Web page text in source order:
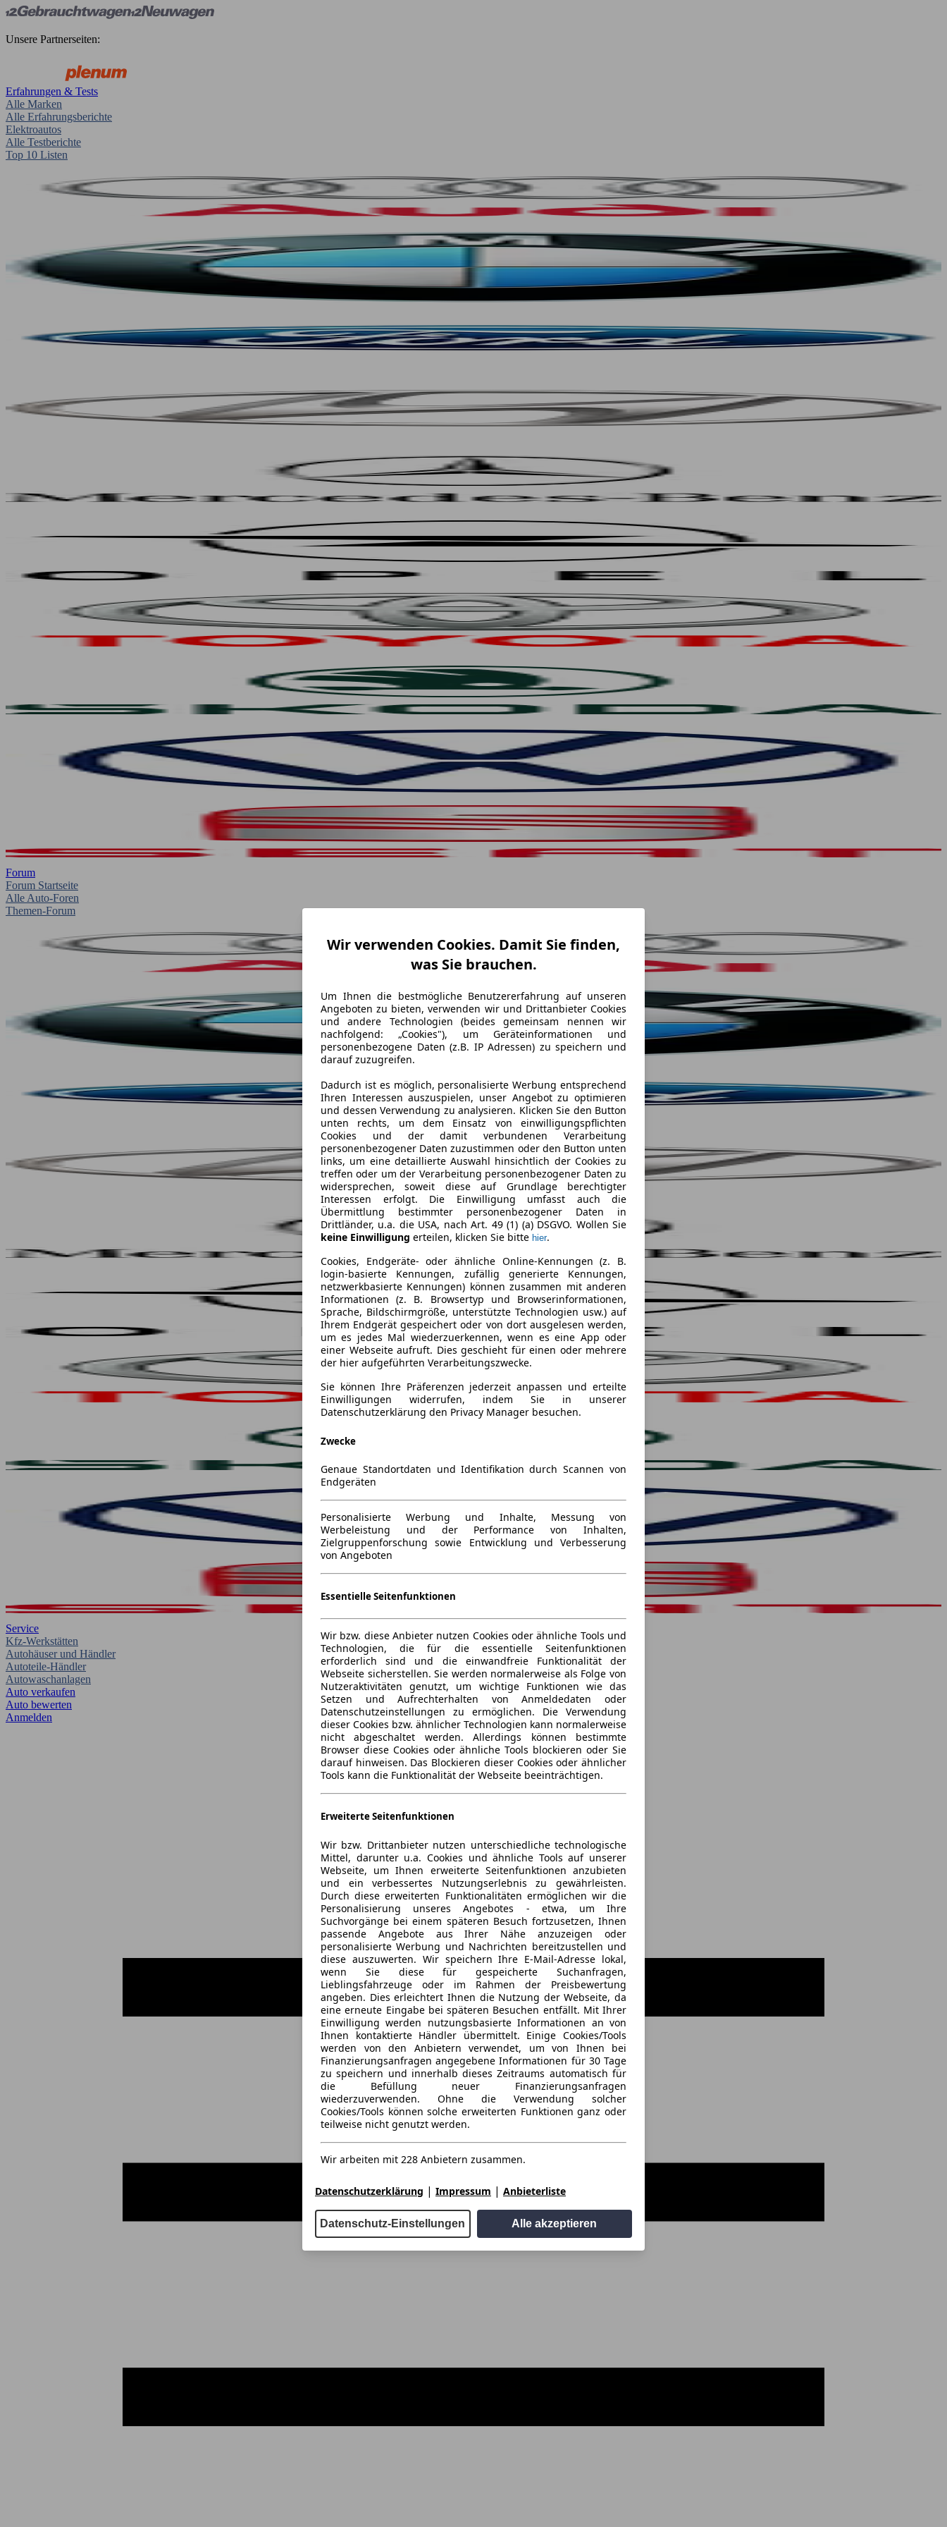
Unsere Partnerseiten:
Erfahrungen & Tests
Alle Marken
Alle Erfahrungsberichte
Elektroautos
Alle Testberichte
Top 10 Listen
Forum
Forum Startseite
Alle Auto-Foren
Themen-Forum
Service
Kfz-Werkstätten
Autohäuser und Händler
Autoteile-Händler
Autowaschanlagen
Auto verkaufen
Auto bewerten
Anmelden
Wir verwenden Cookies. Damit Sie finden,
was Sie brauchen.
Um Ihnen die bestmögliche Benutzererfahrung auf unseren
Angeboten zu bieten, verwenden wir und Drittanbieter Cookies
und andere Technologien (beides gemeinsam nennen wir
nachfolgend: „Cookies"), um Geräteinformationen und
personenbezogene Daten (z.B. IP Adressen) zu speichern und
darauf zuzugreifen.
Dadurch ist es möglich, personalisierte Werbung entsprechend
Ihren Interessen auszuspielen, unser Angebot zu optimieren
und dessen Verwendung zu analysieren. Klicken Sie den Button
unten rechts, um dem Einsatz von einwilligungspflichten
Cookies und der damit verbundenen Verarbeitung
personenbezogener Daten zuzustimmen oder den Button unten
links, um eine detaillierte Auswahl hinsichtlich der Cookies zu
treffen oder um der Verarbeitung personenbezogener Daten zu
widersprechen, soweit diese auf Grundlage berechtigter
Interessen erfolgt. Die Einwilligung umfasst auch die
Übermittlung bestimmter personenbezogener Daten in
Drittländer, u.a. die USA, nach Art. 49 (1) (a) DSGVO. Wollen Sie
keine Einwilligung erteilen, klicken Sie bitte hier.
Cookies, Endgeräte- oder ähnliche Online-Kennungen (z. B.
login-basierte Kennungen, zufällig generierte Kennungen,
netzwerkbasierte Kennungen) können zusammen mit anderen
Informationen (z. B. Browsertyp und Browserinformationen,
Sprache, Bildschirmgröße, unterstützte Technologien usw.) auf
Ihrem Endgerät gespeichert oder von dort ausgelesen werden,
um es jedes Mal wiederzuerkennen, wenn es eine App oder
einer Webseite aufruft. Dies geschieht für einen oder mehrere
der hier aufgeführten Verarbeitungszwecke.
Sie können Ihre Präferenzen jederzeit anpassen und erteilte
Einwilligungen widerrufen, indem Sie in unserer
Datenschutzerklärung den Privacy Manager besuchen.
Zwecke
Genaue Standortdaten und Identifikation durch Scannen von
Endgeräten
Personalisierte Werbung und Inhalte, Messung von
Werbeleistung und der Performance von Inhalten,
Zielgruppenforschung sowie Entwicklung und Verbesserung
von Angeboten
Essentielle Seitenfunktionen
Wir bzw. diese Anbieter nutzen Cookies oder ähnliche Tools und
Technologien, die für die essentielle Seitenfunktionen
erforderlich sind und die einwandfreie Funktionalität der
Webseite sicherstellen. Sie werden normalerweise als Folge von
Nutzeraktivitäten genutzt, um wichtige Funktionen wie das
Setzen und Aufrechterhalten von Anmeldedaten oder
Datenschutzeinstellungen zu ermöglichen. Die Verwendung
dieser Cookies bzw. ähnlicher Technologien kann normalerweise
nicht abgeschaltet werden. Allerdings können bestimmte
Browser diese Cookies oder ähnliche Tools blockieren oder Sie
darauf hinweisen. Das Blockieren dieser Cookies oder ähnlicher
Tools kann die Funktionalität der Webseite beeinträchtigen.
Erweiterte Seitenfunktionen
Wir bzw. Drittanbieter nutzen unterschiedliche technologische
Mittel, darunter u.a. Cookies und ähnliche Tools auf unserer
Webseite, um Ihnen erweiterte Seitenfunktionen anzubieten
und ein verbessertes Nutzungserlebnis zu gewährleisten.
Durch diese erweiterten Funktionalitäten ermöglichen wir die
Personalisierung unseres Angebotes - etwa, um Ihre
Suchvorgänge bei einem späteren Besuch fortzusetzen, Ihnen
passende Angebote aus Ihrer Nähe anzuzeigen oder
personalisierte Werbung und Nachrichten bereitzustellen und
diese auszuwerten. Wir speichern Ihre E-Mail-Adresse lokal,
wenn Sie diese für gespeicherte Suchanfragen,
Lieblingsfahrzeuge oder im Rahmen der Preisbewertung
angeben. Dies erleichtert Ihnen die Nutzung der Webseite, da
eine erneute Eingabe bei späteren Besuchen entfällt. Mit Ihrer
Einwilligung werden nutzungsbasierte Informationen an von
Ihnen kontaktierte Händler übermittelt. Einige Cookies/Tools
werden von den Anbietern verwendet, um von Ihnen bei
Finanzierungsanfragen angegebene Informationen für 30 Tage
zu speichern und innerhalb dieses Zeitraums automatisch für
die Befüllung neuer Finanzierungsanfragen
wiederzuverwenden. Ohne die Verwendung solcher
Cookies/Tools können solche erweiterten Funktionen ganz oder
teilweise nicht genutzt werden.
Wir arbeiten mit 228 Anbietern zusammen.
Datenschutzerklärung | Impressum | Anbieterliste
Datenschutz-Einstellungen Alle akzeptieren